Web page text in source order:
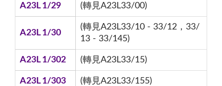
A23L 1/29 (轉見A23L33/00)
A23L 1/30
(轉見A23L33/10 - 33/12，33/
13 - 33/145)
A23L 1/302 (轉見A23L33/15)
A23L 1/303 (轉見A23L33/155)